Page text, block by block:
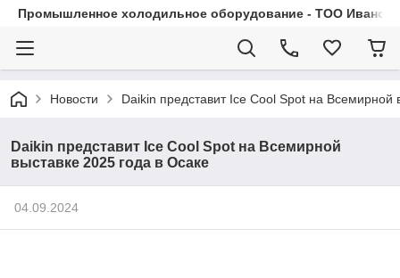
Промышленное холодильное оборудование - ТОО
Новости Daikin представит Ice Cool Spot на Всемирной
Daikin представит Ice Cool Spot на Всемирной
выставке 2025 года в Осаке
04.09.2024